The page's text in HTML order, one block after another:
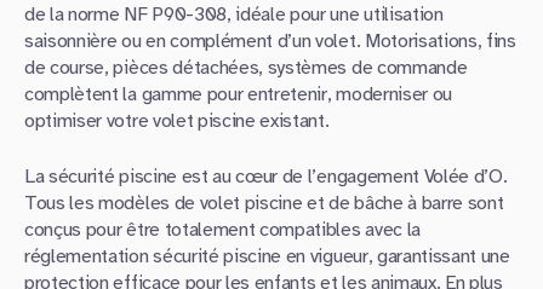
de la norme NF P90-308, idéale pour une utilisation
saisonnière ou en complément d’un volet. Motorisations, fins
de course, pièces détachées, systèmes de commande
complètent la gamme pour entretenir, moderniser ou
optimiser votre volet piscine existant.
La sécurité piscine est au cœur de l’engagement Volée d’O.
Tous les modèles de volet piscine et de bâche à barre sont
conçus pour être totalement compatibles avec la
réglementation sécurité piscine en vigueur, garantissant une
protection efficace pour les enfants et les animaux. En plus